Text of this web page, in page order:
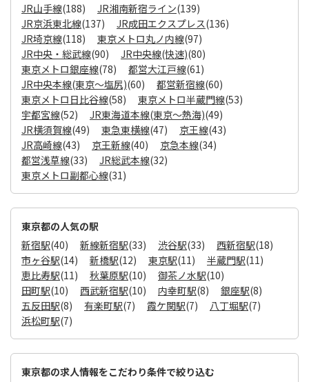
JR山手線(188) JR湘南新宿ライン(139)
JR京浜東北線(137) JR成田エクスプレス(136)
JR埼京線(118) 東京メトロ丸ノ内線(97)
JR中央・総武線(90) JR中央線(快速)(80)
東京メトロ銀座線(78) 都営大江戸線(61)
JR中央本線(東京～塩尻)(60) 都営新宿線(60)
東京メトロ日比谷線(58) 東京メトロ半蔵門線(53)
宇都宮線(52) JR東海道本線(東京～熱海)(49)
JR横須賀線(49) 東急東横線(47) 京王線(43)
JR高崎線(43) 京王新線(40) 京急本線(34)
都営浅草線(33) JR総武本線(32)
東京メトロ副都心線(31)
東京都の人気の駅
新宿駅(40) 新線新宿駅(33) 渋谷駅(33) 西新宿駅(18)
市ヶ谷駅(14) 新橋駅(12) 東京駅(11) 半蔵門駅(11)
恵比寿駅(11) 秋葉原駅(10) 御茶ノ水駅(10)
田町駅(10) 西武新宿駅(10) 内幸町駅(8) 銀座駅(8)
五反田駅(8) 有楽町駅(7) 霞ケ関駅(7) 八丁堀駅(7)
浜松町駅(7)
東京都の求人情報をこだわり条件で絞り込む